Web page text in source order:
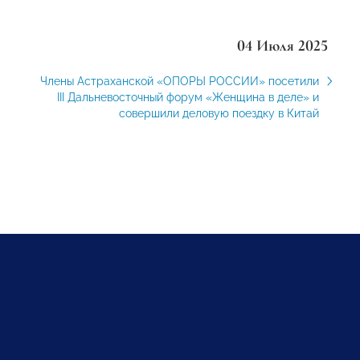
04 Июля 2025
Члены Астраханской «ОПОРЫ РОССИИ» посетили
III Дальневосточный форум «Женщина в деле» и
совершили деловую поездку в Китай